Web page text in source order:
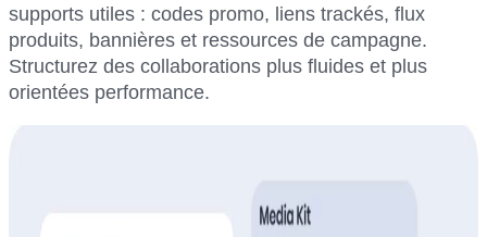
supports utiles : codes promo, liens trackés, flux
produits, bannières et ressources de campagne.
Structurez des collaborations plus fluides et plus
orientées performance.